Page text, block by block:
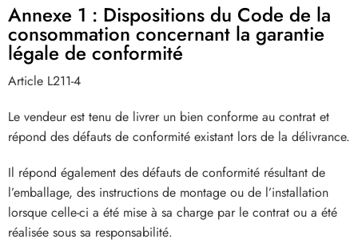
Annexe 1 : Dispositions du Code de la
consommation concernant la garantie
légale de conformité
Article L211-4
Le vendeur est tenu de livrer un bien conforme au contrat et
répond des défauts de conformité existant lors de la délivrance.
Il répond également des défauts de conformité résultant de
l’emballage, des instructions de montage ou de l’installation
lorsque celle-ci a été mise à sa charge par le contrat ou a été
réalisée sous sa responsabilité.